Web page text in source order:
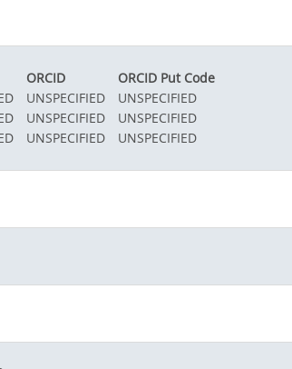
ORCID
ORCID Put Code
UNSPECIFIED
UNSPECIFIED
UNSPECIFIED
UNSPECIFIED
UNSPECIFIED UNSPECIFIED